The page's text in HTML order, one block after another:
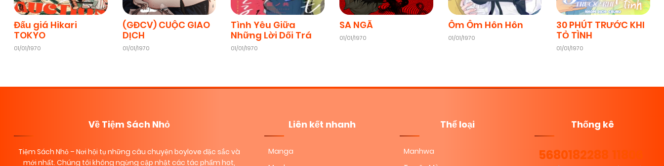
Đấu giá Hikari
TOKYO
01/01/1970
(GĐCV) CUỘC GIAO
DỊCH
01/01/1970
Tình Yêu Giữa
Những Lời Dối Trá
01/01/1970
SA NGÃ
01/01/1970
Ôm Ôm Hôn Hôn
01/01/1970
30 PHÚT TRƯỚC KHI
TỎ TÌNH
01/01/1970
Về Tiệm Sách Nhỏ
Tiệm Sách Nhỏ – Nơi hội tụ những câu chuyện boylove đặc sắc và
mới nhất. Chúng tôi không ngừng cập nhật các tác phẩm hot,
Liên kết nhanh
Manga
Thể loại
Manhwa
Thống kê
5680182288 11806